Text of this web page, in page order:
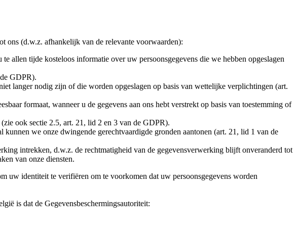
ons (d.w.z. afhankelijk van de relevante voorwaarden):
tijde kosteloos informatie over uw persoonsgegevens die we hebben opgeslagen
GDPR).
langer nodig zijn of die worden opgeslagen op basis van wettelijke verplichtingen (art.
formaat, wanneer u de gegevens aan ons hebt verstrekt op basis van toestemming of
ook sectie 2.5, art. 21, lid 2 en 3 van de GDPR).
we onze dwingende gerechtvaardigde gronden aantonen (art. 21, lid 1 van de
intrekken, d.w.z. de rechtmatigheid van de gegevensverwerking blijft onveranderd tot
van onze diensten.
uw identiteit te verifiëren om te voorkomen dat uw persoonsgegevens worden
is dat de Gegevensbeschermingsautoriteit: